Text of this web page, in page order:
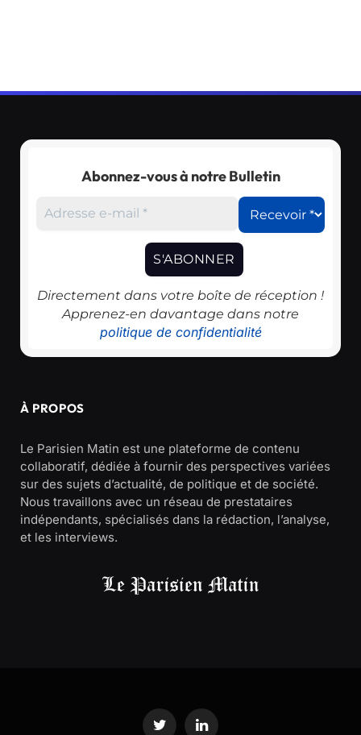
Abonnez-vous à notre Bulletin
Directement dans votre boîte de réception !
Apprenez-en davantage dans notre
politique de confidentialité
À PROPOS
Le Parisien Matin est une plateforme de contenu
collaboratif, dédiée à fournir des perspectives variées
sur des sujets d’actualité, de politique et de société.
Nous travaillons avec un réseau de prestataires
indépendants, spécialisés dans la rédaction, l’analyse,
et les interviews.
Twitter LinkedIn